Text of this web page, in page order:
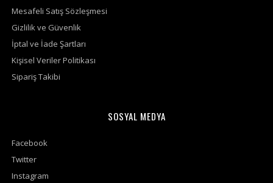
Mesafeli Satış Sözleşmesi
Gizlilik ve Güvenlik
İptal ve İade Şartları
Kişisel Veriler Politikası
Sipariş Takibi
SOSYAL MEDYA
Facebook
Twitter
Instagram